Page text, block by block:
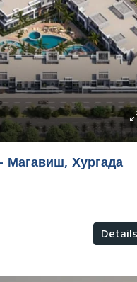
Магавиш, Хургада
Details